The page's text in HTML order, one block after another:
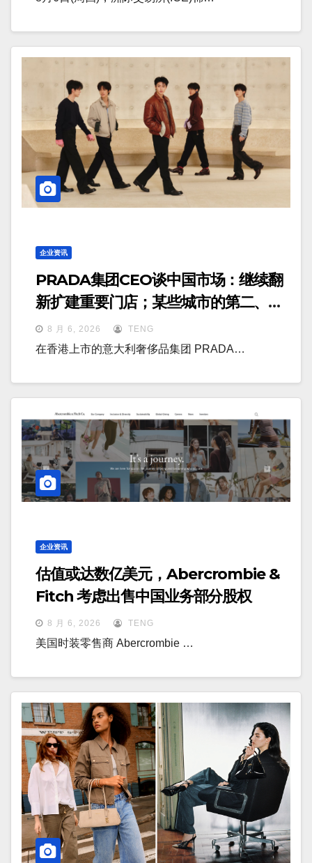
企业资讯
PRADA集团CEO谈中国市场：继续翻
新扩建重要门店；某些城市的第二、第
三店不再有价值
8 月 6, 2026 TENG
在香港上市的意大利奢侈品集团 PRADA…
企业资讯
估值或达数亿美元，Abercrombie &
Fitch 考虑出售中国业务部分股权
8 月 6, 2026 TENG
美国时装零售商 Abercrombie …